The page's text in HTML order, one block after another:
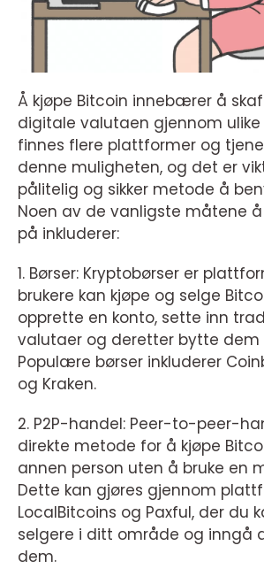
Å kjøpe Bitcoin innebærer å
digitale valutaen gjennom
finnes flere plattformer og
denne muligheten, og det er
pålitelig og sikker metode å
Noen av de vanligste måtene å
på inkluderer:
1. Børser: Kryptobørser er
brukere kan kjøpe og selge
opprette en konto, sette inn
valutaer og deretter bytte dem
Populære børser inkluderer
og Kraken.
2. P2P-handel: Peer-to-peer-
direkte metode for å kjøpe
annen person uten å bruke en
Dette kan gjøres gjennom
LocalBitcoins og Paxful, der du
selgere i ditt område og inngå
dem.